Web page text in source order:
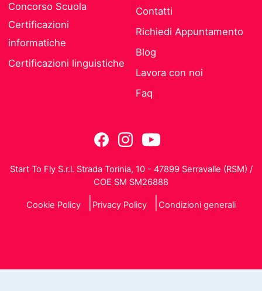
Concorso Scuola
Certificazioni
informatiche
Certificazioni linguistiche
Contatti
Richiedi Appuntamento
Blog
Lavora con noi
Faq
Start To Fly S.r.l. Strada Torinia, 10 - 47899 Serravalle (RSM) /
COE SM SM26888
Cookie Policy Privacy Policy Condizioni generali